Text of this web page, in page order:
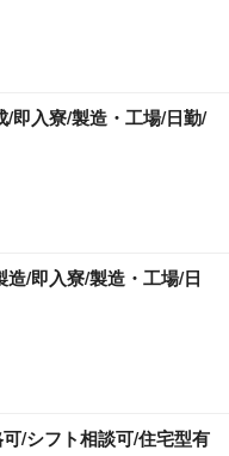
/即入寮/製造・工場/日勤/
造/即入寮/製造・工場/日
/シフト相談可/住宅型有